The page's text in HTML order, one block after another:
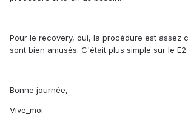
Pour le recovery, oui, la procédure est assez
sont bien amusés. C'était plus simple sur le E2.
Bonne journée,
Vive_moi